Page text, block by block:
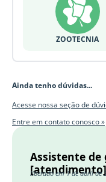
ZOOTECNIA
Ainda tenho dúvidas...
Acesse nossa seção de
Entre em contato conosco »
Assistente de
liberado em 1 de abril de